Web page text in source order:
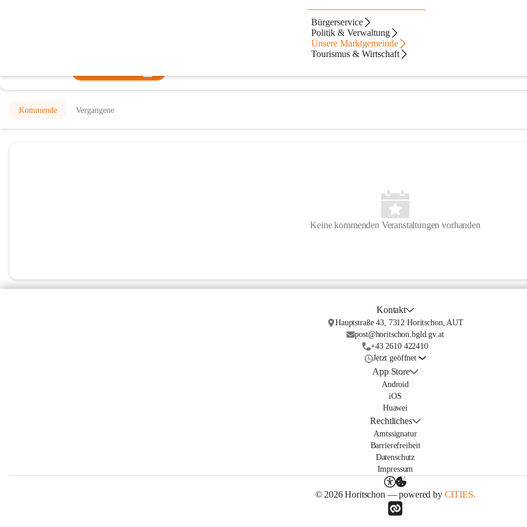
Bürgerservice
Politik & Verwaltung
Unsere Marktgemeinde
Tourismus & Wirtschaft
Kommende Vergangene
Keine kommenden Veranstaltungen vorhanden
Kontakt
Hauptstraße 43, 7312 Horitschon, AUT
post@horitschon.bgld.gv.at
+43 2610 422410
Jetzt geöffnet
App Store
Android
iOS
Huawei
Rechtliches
Amtssignatur
Barrierefreiheit
Datenschutz
Impressum
© 2026 Horitschon — powered by CITIES.